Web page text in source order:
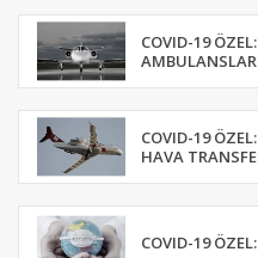
COVID-19
COVID-19
HAVA
COVID-19